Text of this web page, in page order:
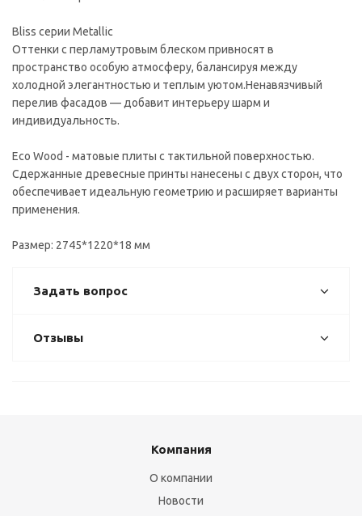
Bliss серии Metallic
Оттенки с перламутровым блеском привносят в
пространство особую атмосферу, балансируя между
холодной элегантностью и теплым уютом.Ненавязчивый
перелив фасадов — добавит интерьеру шарм и
индивидуальность.
Eco Wood - матовые плиты с тактильной поверхностью.
Сдержанные древесные принты нанесены с двух сторон, что
обеспечивает идеальную геометрию и расширяет варианты
применения.
Размер: 2745*1220*18 мм
Задать вопрос
Отзывы
Компания
О компании
Новости